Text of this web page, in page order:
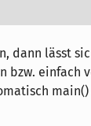
dann lässt
bzw. einfach